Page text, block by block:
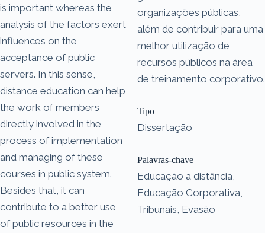
is important whereas the
analysis of the factors exert
influences on the
acceptance of public
servers. In this sense,
distance education can help
the work of members
directly involved in the
process of implementation
and managing of these
courses in public system.
Besides that, it can
contribute to a better use
of public resources in the
organizações públicas,
além de contribuir para uma
melhor utilização de
recursos públicos na área
de treinamento corporativo.
Tipo
Dissertação
Palavras-chave
Educação a distância,
Educação Corporativa,
Tribunais, Evasão